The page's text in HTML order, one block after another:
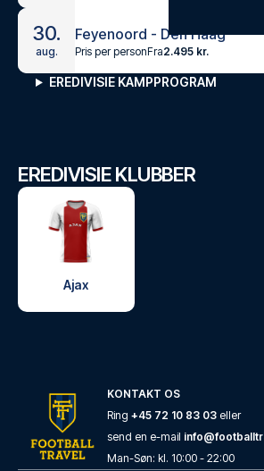
30.
aug.
Feyenoord - Den Haag
Pris per personFra2.495 kr.
EREDIVISIE KAMPPROGRAM
EREDIVISIE KLUBBER
Ajax
KONTAKT OS
Ring +45 72 10 83 03 eller
send en e-mail
Man-Søn: kl. 10:00 - 22:00